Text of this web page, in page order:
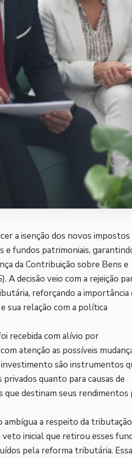
a isenção dos novos impostos
e fundos patrimoniais,
da Contribuição sobre Bens e
A decisão veio com a rejeição
reforçando a importância
sua relação com a política
recebida com alívio por
atenção as possíveis
são instrumentos
quanto para causas de
destinam seus rendimentos
ambígua a respeito da tributação
inicial que retirou esses
pela reforma tributária. Essa